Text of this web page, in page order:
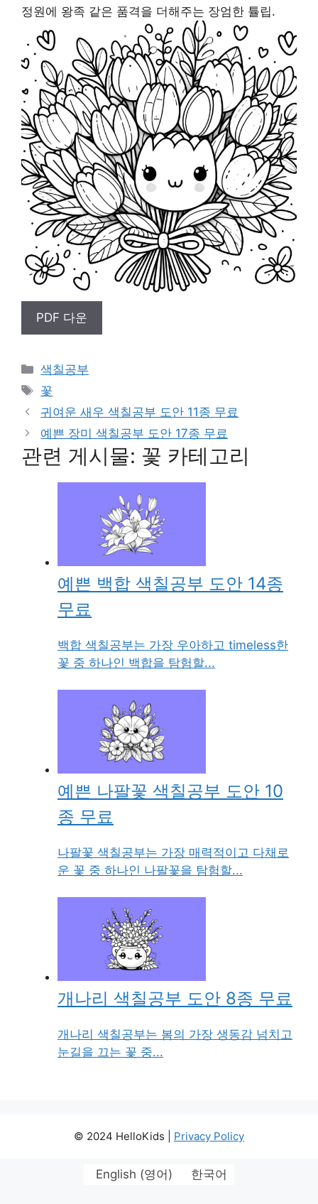
정원에 왕족 같은 품격을 더해주는 장엄한 튤립.
PDF 다운
Categories
색칠공부
Tags
꽃
귀여운 새우 색칠공부 도안 11종 무료
예쁜 장미 색칠공부 도안 17종 무료
관련 게시물: 꽃 카테고리
예쁜 백합 색칠공부 도안 14종
무료
백합 색칠공부는 가장 우아하고 timeless한
꽃 중 하나인 백합을 탐험할...
예쁜 나팔꽃 색칠공부 도안 10
종 무료
나팔꽃 색칠공부는 가장 매력적이고 다채로
운 꽃 중 하나인 나팔꽃을 탐험할...
개나리 색칠공부 도안 8종 무료
개나리 색칠공부는 봄의 가장 생동감 넘치고
눈길을 끄는 꽃 중...
© 2024 HelloKids | Privacy Policy
English (영어 ) 한국어